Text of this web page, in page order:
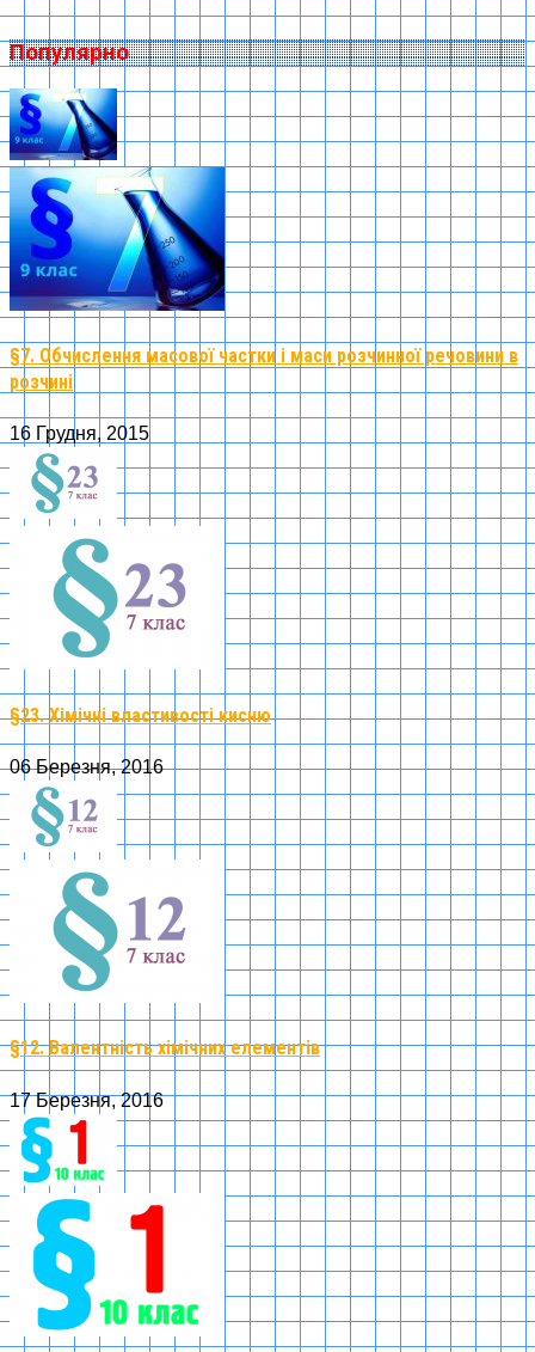
Популярно
§7. Обчислення масової частки і маси розчинної речовини в
розчині
16 Грудня, 2015
§23. Хімічні властивості кисню
06 Березня, 2016
§12. Валентність хімічних елементів
17 Березня, 2016